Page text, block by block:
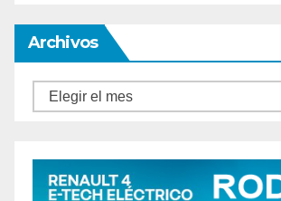
Archivos
Archivos